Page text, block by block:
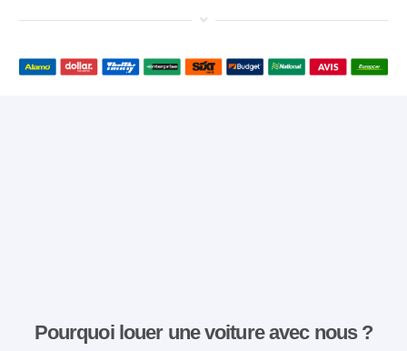
Pourquoi louer une voiture avec nous ?